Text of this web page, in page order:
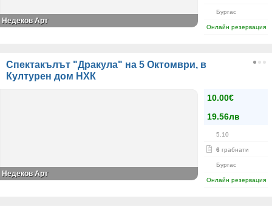
Бургас
Онлайн резервация
Недеков Арт
Спектакълът "Дракула" на 5 Октомври, в
Културен дом НХК
10.00€
19.56лв
5.10
6 грабнати
Бургас
Онлайн резервация
Недеков Арт